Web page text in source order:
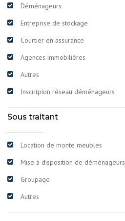
Déménageurs
Entreprise de stockage
Courtier en assurance
Agences immobilières
Autres
Inscritpion réseau déménageurs
Sous traitant
Location de monte meubles
Mise à disposition de déménageurs
Groupage
Autres